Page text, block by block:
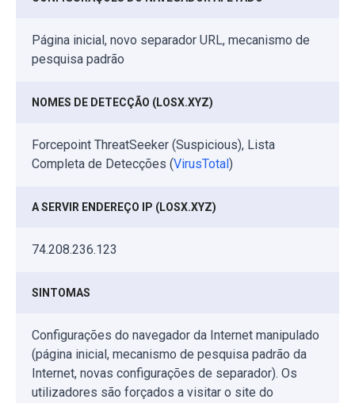
Página inicial, novo separador URL, mecanismo de
pesquisa padrão
NOMES DE DETECÇÃO (LOSX.XYZ)
Forcepoint ThreatSeeker (Suspicious), Lista
Completa de Detecções (VirusTotal )
A SERVIR ENDEREÇO IP (LOSX.XYZ)
74.208.236.123
SINTOMAS
Configurações do navegador da Internet manipulado
(página inicial, mecanismo de pesquisa padrão da
Internet, novas configurações de separador). Os
utilizadores são forçados a visitar o site do